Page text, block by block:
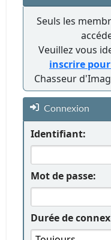
Seuls les
Veuillez vous
inscrire
Chasseur
Connexion
Identifiant:
Mot de passe:
Durée de